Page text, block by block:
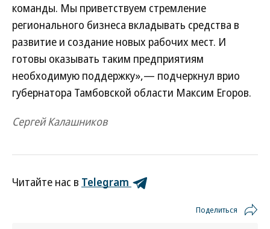
команды. Мы приветствуем стремление
регионального бизнеса вкладывать средства в
развитие и создание новых рабочих мест. И
готовы оказывать таким предприятиям
необходимую поддержку»,— подчеркнул врио
губернатора Тамбовской области Максим Егоров.
Сергей Калашников
Читайте нас в Telegram
Поделиться